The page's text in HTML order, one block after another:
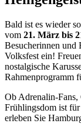
Bald ist es wieder
vom 21. März bis
Besucherinnen und
Volksfest ein!
nostalgische
Rahmenprogramm
Ob Adrenalin-
Frühlingsdom ist
erleben Sie